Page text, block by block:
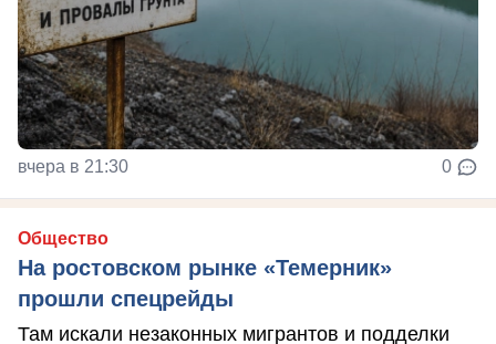
вчера в 21:30 0
Общество
На ростовском рынке «Темерник»
прошли спецрейды
Там искали незаконных мигрантов и подделки